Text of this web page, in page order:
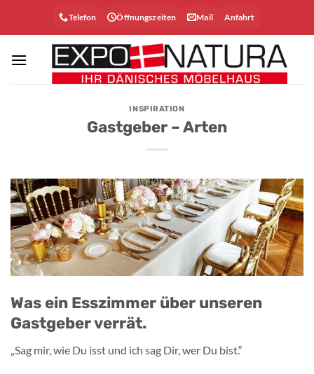
Telefon Öffnungszeiten Mail Anfahrt
INSPIRATION
Gastgeber – Arten
Was ein Esszimmer über unseren
Gastgeber verrät.
„Sag mir, wie Du isst und ich sag Dir, wer Du bist.“